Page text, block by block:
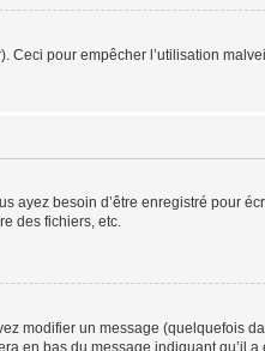
Ceci pour empêcher l’utilisation
ayez besoin d’être enregistré pour
des fichiers, etc.
modifier un message (quelquefois
en bas du message indiquant qu’il a